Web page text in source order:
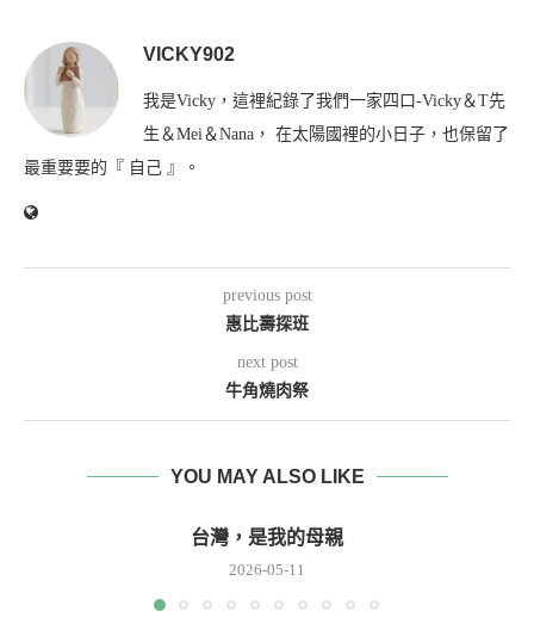
VICKY902
我是Vicky，這裡紀錄了我們一家四口-Vicky＆T先
生＆Mei＆Nana， 在太陽國裡的小日子，也保留了
最重要要的『 自己 』。
previous post
惠比壽探班
next post
牛角燒肉祭
YOU MAY ALSO LIKE
台灣，是我的母親
2026-05-11